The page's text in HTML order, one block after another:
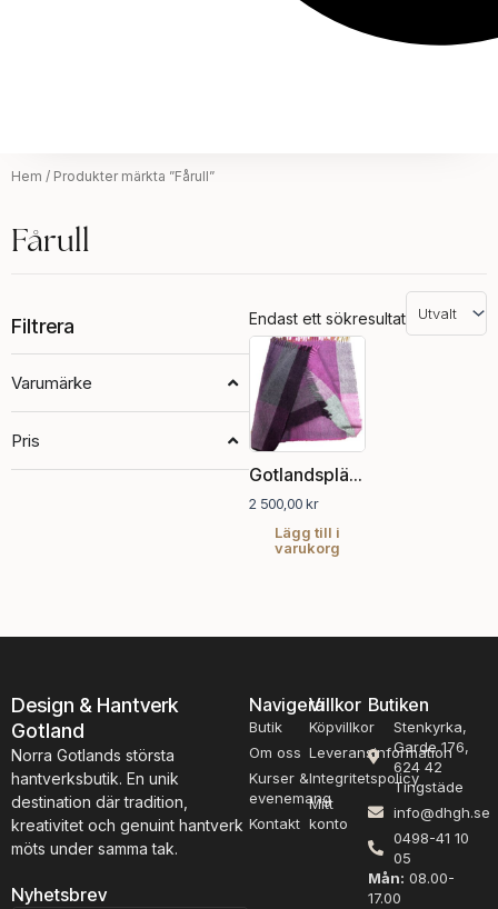
Hem / Produkter märkta ”Fårull”
Fårull
Filtrera
Varumärke
Pris
Endast ett sökresultat
Gotlandspläd, rosa /naturvit
2 500,00kr
Lägg till i
varukorg
Design & Hantverk
Gotland
Norra Gotlands största
hantverksbutik. En unik
destination där tradition,
kreativitet och genuint hantverk
möts under samma tak.
Nyhetsbrev
Navigera
Butik
Om oss
Kurser &
evenemang
Kontakt
Villkor
Köpvillkor
Leveransinformation
Integritetspolicy
Mitt
konto
Butiken
Stenkyrka,
Garde 176,
624 42
Tingstäde
info@dhgh.se
0498-41 10
05
Mån: 08.00-
17.00